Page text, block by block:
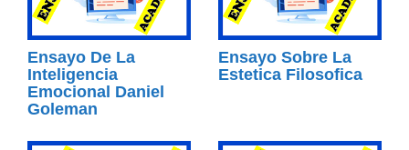
Ensayo De La
Inteligencia
Emocional Daniel
Goleman
Ensayo Sobre La
Estetica Filosofica